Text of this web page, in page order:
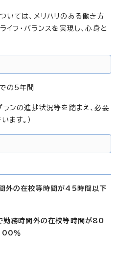
いては、メリハリのある働き方
イフ・バランスを実現し、心身と
の5年間
ランの進捗状況等を踏まえ、必要
ます。）
外の在校等時間が45時間以下
勤務時間外の在校等時間が80
％